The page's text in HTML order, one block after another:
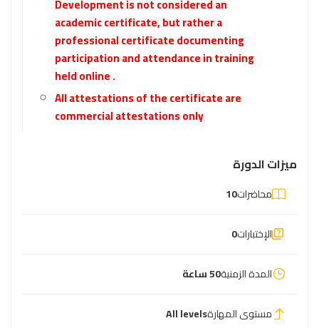
Development is not considered an
academic certificate, but rather a
professional certificate documenting
participation and attendance in training
held online .
All attestations of the certificate are
commercial attestations only
ميزات الدورة
محاضرات10
الإختبارات0
المدة الزمنية50 ساعة
مستوى المهارةAll levels